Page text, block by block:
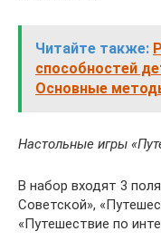
Читайте также:
способностей
Основные
Настольные игры
В набор входят 3
Советской»,
«Путешествие по